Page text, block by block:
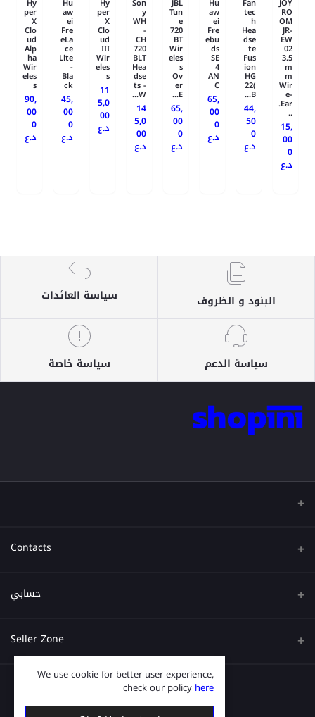
JOY
RO
OM
JR-
EW
02
3.5
m
m
Wir
e-
Ear.
..
15,
00
0
د.ع
Fan
tec
h
Hea
dse
te
Fus
ion
HG
22(
B...
44,
50
0
د.ع
Hu
aw
ei
Fre
ebu
ds
SE
4
AN
C
65,
00
0
د.ع
JBL
Tun
e
720
BT
Wir
eles
s
Ov
er
E...
65,
00
0
د.ع
Son
y
WH
-
CH
720
BLT
Hea
dse
ts -
W...
14
5,0
00
د.ع
Hy
per
X
Clo
ud
III
Wir
eles
s
11
5,0
00
د.ع
Hu
aw
ei
Fre
eLa
ce
Lite
-
Bla
ck
45,
00
0
د.ع
Hy
per
X
Clo
ud
Alp
ha
Wir
eles
s
90,
00
0
د.ع
البنود و الظروف سياسة العائدات
سياسة الدعم سياسة خاصة
Contacts
عنوان
حسابي
تسجيل الدخول
Seller Zone
قدم الآن
We use cookie for better user experience,
check our policy here